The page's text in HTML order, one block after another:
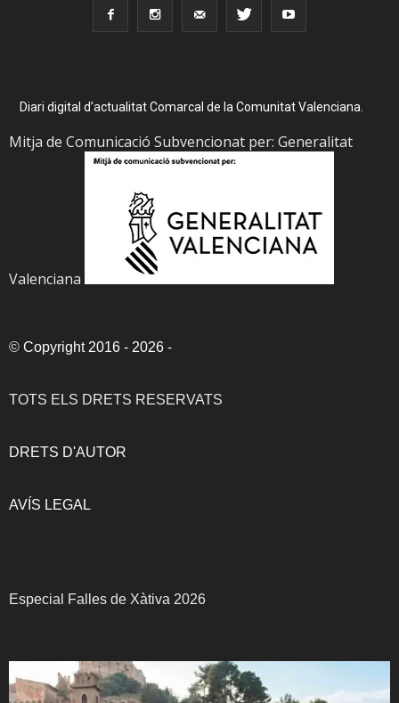
Diari digital d’actualitat Comarcal de la Comunitat Valenciana.
Mitja de Comunicació Subvencionat per: Generalitat
Valenciana
© Copyright 2016 - 2026 -
TOTS ELS DRETS RESERVATS
DRETS D'AUTOR
AVÍS LEGAL
Especial Falles de Xàtiva 2026